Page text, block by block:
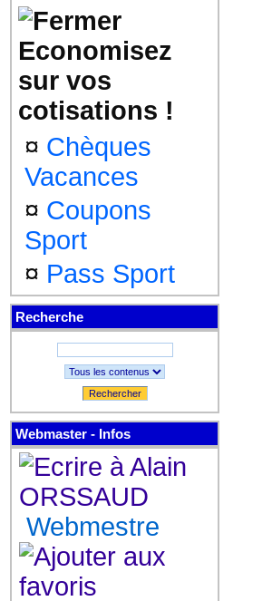
Economisez
sur vos
cotisations !
¤ Chèques
Vacances
¤ Coupons
Sport
¤ Pass Sport
Recherche
Rechercher
Webmaster - Infos
Webmestre